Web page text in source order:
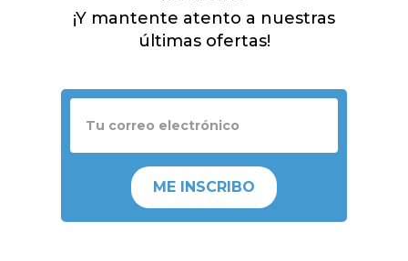
¡Y mantente atento a nuestras
últimas ofertas!
ME INSCRIBO